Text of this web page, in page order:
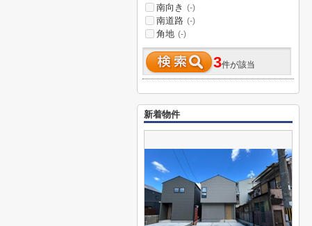
南向き (-)
南道路 (-)
角地 (-)
3件が該当
新着物件